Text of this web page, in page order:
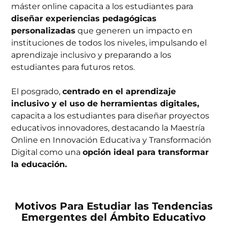
máster online capacita a los estudiantes para
diseñar experiencias pedagógicas
personalizadas que generen un impacto en
instituciones de todos los niveles, impulsando el
aprendizaje inclusivo y preparando a los
estudiantes para futuros retos.
El posgrado,centrado en el aprendizaje
inclusivo y el uso de herramientas digitales,
capacita a los estudiantes para diseñar proyectos
educativos innovadores, destacando la Maestría
Online en Innovación Educativa y Transformación
Digital como unaopción ideal para transformar
la educación.
Motivos Para Estudiar las Tendencias
Emergentes del Ámbito Educativo